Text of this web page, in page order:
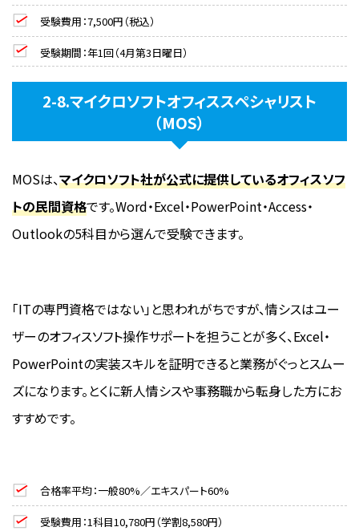
受験費用：7,500円（税込）
受験期間：年1回（4月第3日曜日）
2-8.マイクロソフトオフィススペシャリスト
（MOS）
MOSは、マイクロソフト社が公式に提供しているオフィスソフ
トの民間資格です。Word・Excel・PowerPoint・Access・
Outlookの5科目から選んで受験できます。
「ITの専門資格ではない」と思われがちですが、情シスはユー
ザーのオフィスソフト操作サポートを担うことが多く、Excel・
PowerPointの実装スキルを証明できると業務がぐっとスムー
ズになります。とくに新人情シスや事務職から転身した方にお
すすめです。
合格率平均：一般80%／エキスパート60%
受験費用：1科目10,780円（学割8,580円）